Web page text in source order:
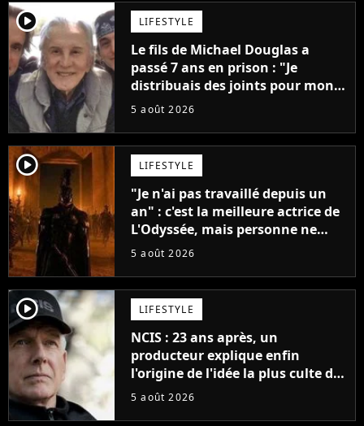
player2 LIFESTYLE
Le fils de Michael Douglas a
passé 7 ans en prison : "Je
distribuais des joints pour mon
père"
5 août 2026
player2 LIFESTYLE
"Je n'ai pas travaillé depuis un
an" : c'est la meilleure actrice de
L'Odyssée, mais personne ne
veut lui donner de rôle au
5 août 2026
player2 LIFESTYLE
NCIS : 23 ans après, un
producteur explique enfin
l'origine de l'idée la plus culte de
la série (et on ne parle pas du
5 août 2026